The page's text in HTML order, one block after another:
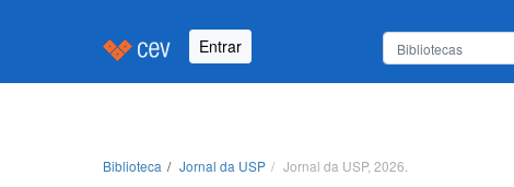
Entrar
Biblioteca Jornal da USP Jornal da USP, 2026.